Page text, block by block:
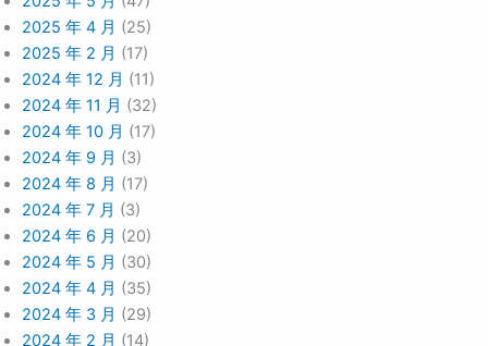
2025 年 4 月 (25)
2025 年 2 月 (17)
2024 年 12 月 (11)
2024 年 11 月 (32)
2024 年 10 月 (17)
2024 年 9 月 (3)
2024 年 8 月 (17)
2024 年 7 月 (3)
2024 年 6 月 (20)
2024 年 5 月 (30)
2024 年 4 月 (35)
2024 年 3 月 (29)
2024 年 2 月 (14)